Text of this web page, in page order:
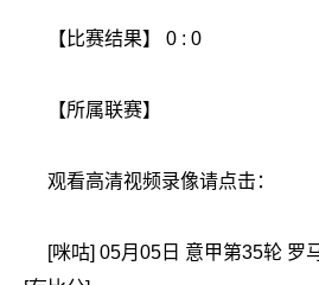
【比赛结果】 0 : 0
【所属联赛】
观看高清视频录像请点击：
[咪咕] 05月05日 意甲第35轮 罗